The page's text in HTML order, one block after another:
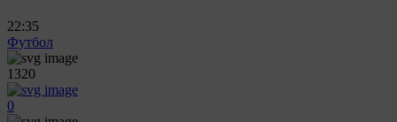
22:35
Футбол
1320
0